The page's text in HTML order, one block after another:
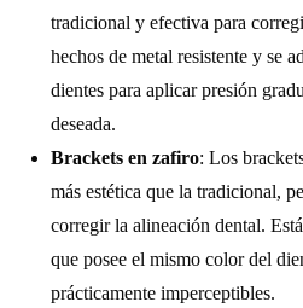
tradicional y efectiva para
hechos de metal resistente y se
dientes para aplicar presión
deseada.
Brackets en zafiro: Los
más estética que la tradicional,
corregir la alineación dental.
que posee el mismo color del
prácticamente imperceptibles.